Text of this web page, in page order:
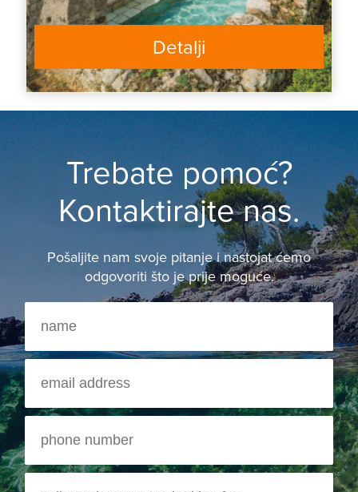
Detalji
Trebate pomoć?
Kontaktirajte nas.
Pošaljite nam svoje pitanje i nastojat ćemo
odgovoriti što je prije moguće.